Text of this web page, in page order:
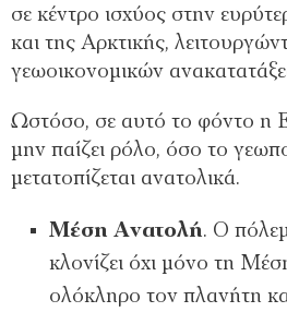
σε κέντρο ισχύος στην
και της Αρκτικής,
γεωοικονοµικών
Ωστόσο, σε αυτό το φόντο η
µην παίζει ρόλο, όσο το
µετατοπίζεται ανατολικά.
Μέση Ανατολή. Ο
κλονίζει όχι µόνο τη
ολόκληρο τον πλανήτη